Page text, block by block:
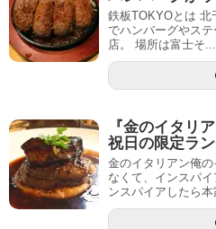
鉄板TOKYOとは 北
でハンバーグやス
店。 場所は富士そ...
『金のイタリ
祝日の限定ラ
金のイタリアン俺
なくて、インスパ
ンスパイアしたら